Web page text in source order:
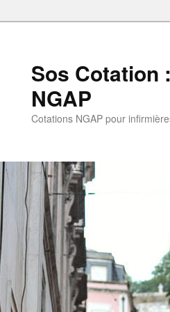
Sos Cotation
NGAP
Cotations NGAP pour